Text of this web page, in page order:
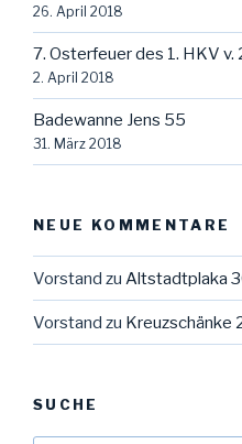
26. April 2018
7. Osterfeuer des 1. HKV v.
2. April 2018
Badewanne Jens 55
31. März 2018
NEUE KOMMENTARE
Vorstand zu Altstadtplaka
Vorstand zu Kreuzschänke
SUCHE